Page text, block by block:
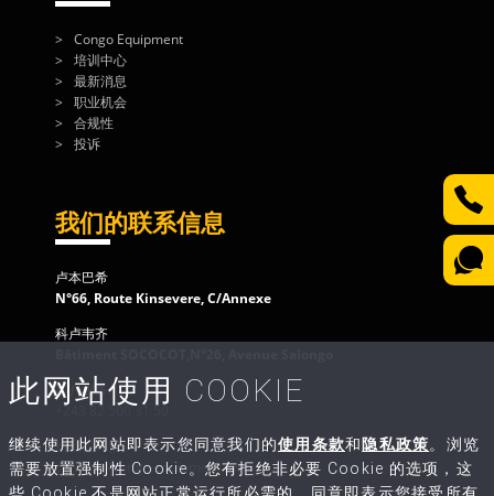
Congo Equipment
培训中心
最新消息
职业机会
合规性
投诉
我们的联系信息
卢本巴希
N°66, Route Kinsevere, C/Annexe
科卢韦齐
客户服务
+243 82 500 31 50
给我们写信
contact@congo-equipment.com
此网站使用 COOKIE
继续使用此网站即表示您同意我们的使用条款和 隐私政策。浏览
需要放置强制性 Cookie。您有拒绝非必要 Cookie 的选项，这